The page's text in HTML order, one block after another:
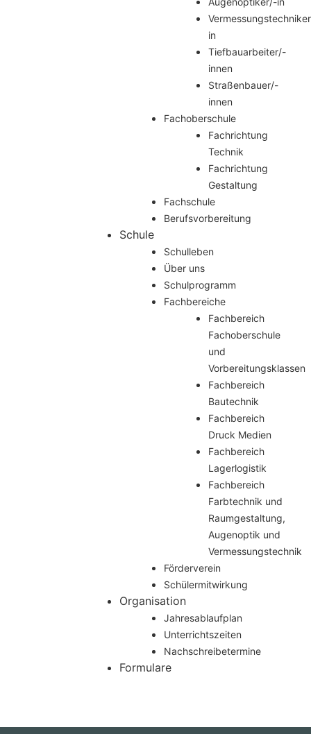
in
Tiefbauarbeiter/-
innen
Straßenbauer/-
innen
Fachoberschule
Fachrichtung
Technik
Fachrichtung
Gestaltung
Fachschule
Berufsvorbereitung
Schule
Schulleben
Über uns
Schulprogramm
Fachbereiche
Fachbereich
Fachoberschule
und
Vorbereitungsklassen
Fachbereich
Bautechnik
Fachbereich
Druck Medien
Fachbereich
Lagerlogistik
Fachbereich
Farbtechnik und
Raumgestaltung,
Augenoptik und
Vermessungstechnik
Förderverein
Schülermitwirkung
Organisation
Jahresablaufplan
Unterrichtszeiten
Nachschreibetermine
Formulare